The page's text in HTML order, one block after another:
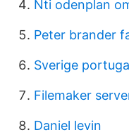
Nti odenplan
Peter brander
Sverige
Filemaker
Daniel levin